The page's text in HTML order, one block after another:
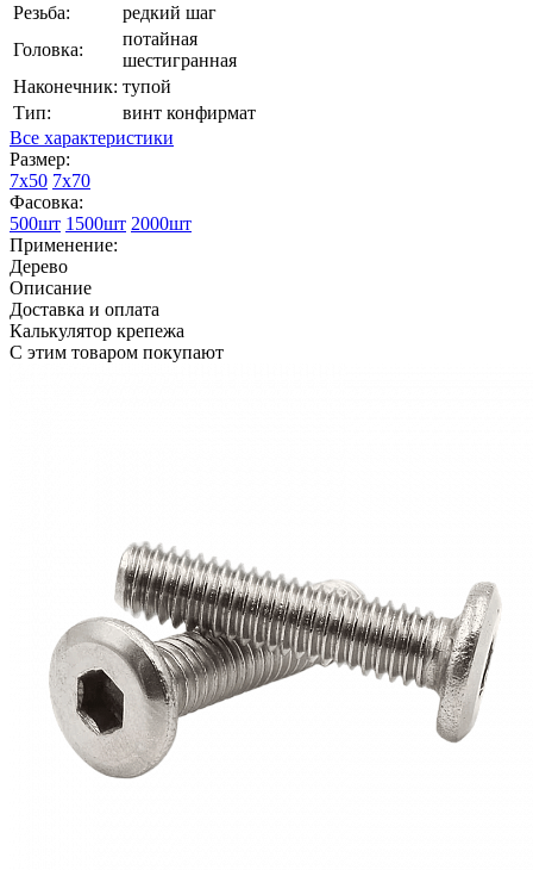
Резьба:
редкий шаг
Головка:
потайная
шестигранная
Наконечник: тупой
Тип:
винт конфирмат
Все характеристики
Размер:
7х50 7х70
Фасовка:
500шт 1500шт 2000шт
Применение:
Дерево
Описание
Доставка и оплата
Калькулятор крепежа
С этим товаром покупают